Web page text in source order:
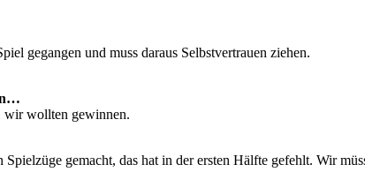
gegangen und muss daraus Selbstvertrauen ziehen.
wir wollten gewinnen.
gemacht, das hat in der ersten Hälfte gefehlt. Wir